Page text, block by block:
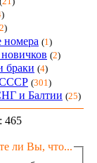
)
)
номера (1 )
(2)
браки (4)
СССР (301 )
и Балтии (25)
465
ли Вы, что...